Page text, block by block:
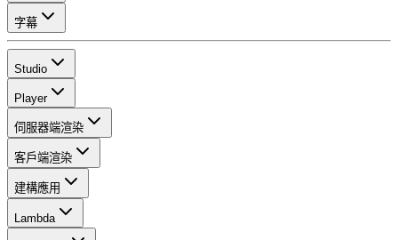
字幕
Studio
Player
伺服器端渲染
客戶端渲染
建構應用
Lambda